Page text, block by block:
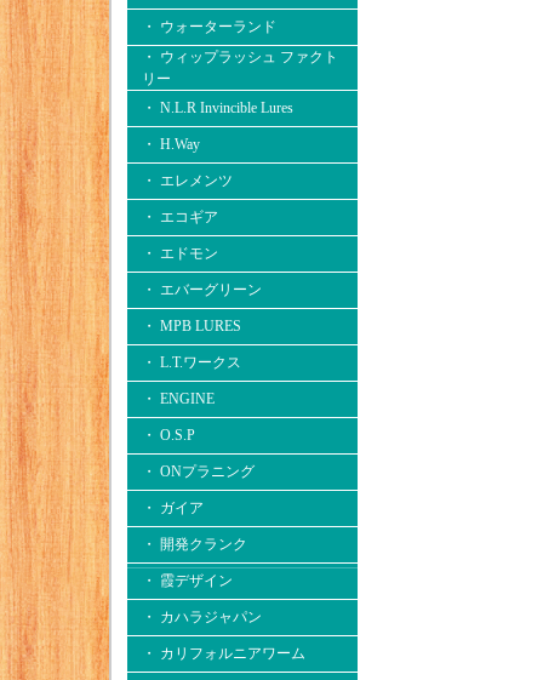
・ ウォーターランド
・ ウィップラッシュ ファクト
リー
・ N.L.R Invincible Lures
・ H.Way
・ エレメンツ
・ エコギア
・ エドモン
・ エバーグリーン
・ MPB LURES
・ L.T.ワークス
・ ENGINE
・ O.S.P
・ ONプラニング
・ ガイア
・ 開発クランク
・ 霞デザイン
・ カハラジャパン
・ カリフォルニアワーム